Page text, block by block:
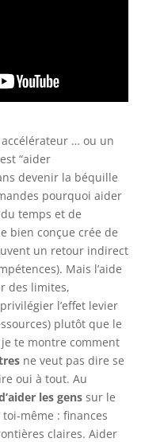
… ou un
“aider
devenir la béquille
pourquoi aider
temps et de
bien conçue crée de
un retour indirect
Mais l’aide
des limites,
l’effet levier
plutôt que le
je te montre comment
ne veut pas dire se
oui à tout. Au
les genssur le
toi-même : finances
claires. Aider